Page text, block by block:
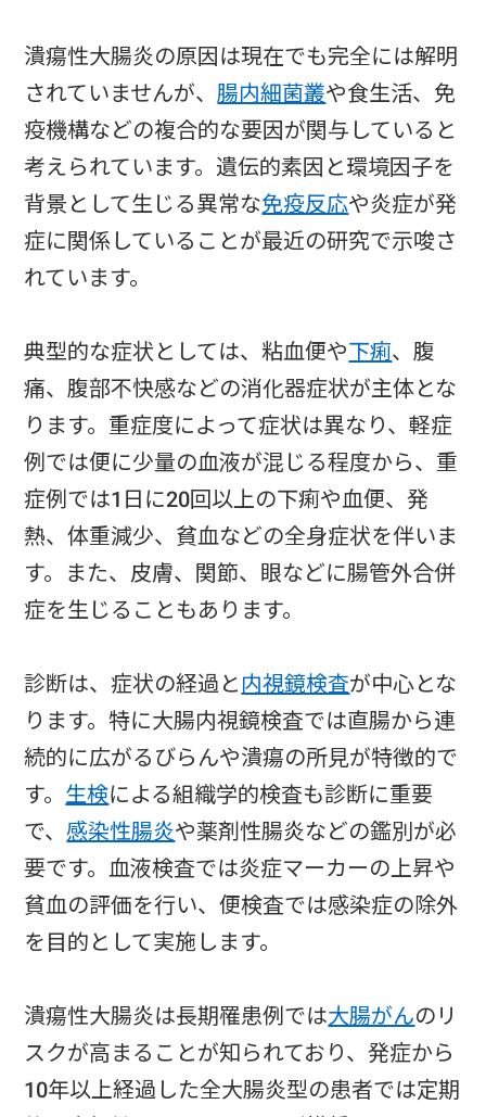
潰瘍性大腸炎の原因は現在でも完全には解明
されていませんが、腸内細菌叢や食生活、免
疫機構などの複合的な要因が関与していると
考えられています。遺伝的素因と環境因子を
背景として生じる異常な免疫反応や炎症が発
症に関係していることが最近の研究で示唆さ
れています。
典型的な症状としては、粘血便や下痢、腹
痛、腹部不快感などの消化器症状が主体とな
ります。重症度によって症状は異なり、軽症
例では便に少量の血液が混じる程度から、重
症例では1日に20回以上の下痢や血便、発
熱、体重減少、貧血などの全身症状を伴いま
す。また、皮膚、関節、眼などに腸管外合併
症を生じることもあります。
診断は、症状の経過と内視鏡検査が中心とな
ります。特に大腸内視鏡検査では直腸から連
続的に広がるびらんや潰瘍の所見が特徴的で
す。 生検による組織学的検査も診断に重要
で、感染性腸炎や薬剤性腸炎などの鑑別が必
要です。血液検査では炎症マーカーの上昇や
貧血の評価を行い、便検査では感染症の除外
を目的として実施します。
潰瘍性大腸炎は長期罹患例では大腸がんのリ
スクが高まることが知られており、発症から
10年以上経過した全大腸炎型の患者では定期